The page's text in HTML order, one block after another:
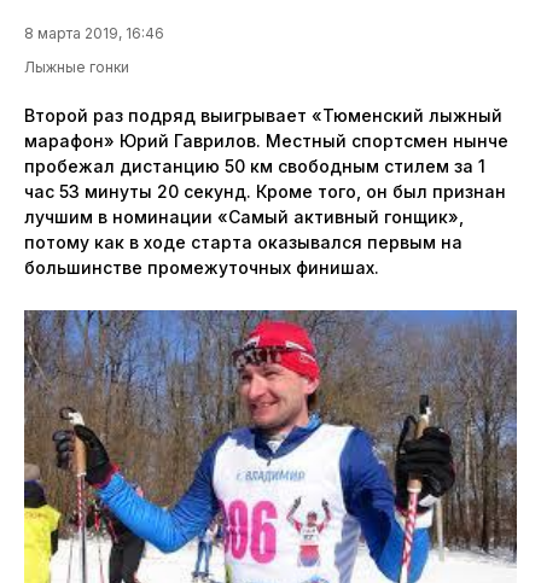
8 марта 2019, 16:46
Лыжные гонки
Второй раз подряд выигрывает «Тюменский лыжный
марафон» Юрий Гаврилов. Местный спортсмен нынче
пробежал дистанцию 50 км свободным стилем за 1
час 53 минуты 20 секунд. Кроме того, он был признан
лучшим в номинации «Самый активный гонщик»,
потому как в ходе старта оказывался первым на
большинстве промежуточных финишах.